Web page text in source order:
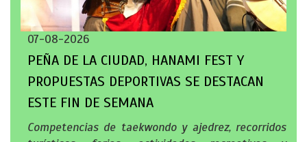
07-08-2026
PEÑA DE LA CIUDAD, HANAMI FEST Y
PROPUESTAS DEPORTIVAS SE DESTACAN
ESTE FIN DE SEMANA
Competencias de taekwondo y ajedrez, recorridos